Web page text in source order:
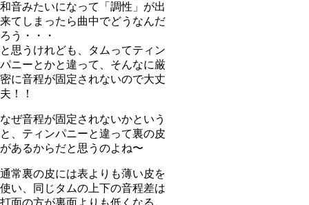
和音みたいになって「調性」が出
来てしまったら曲中でどうなんだ
ろう・・・
と思うけれども、タムってティン
パニーとかと違って、そんなに厳
密に音程が固定されないので大丈
夫！！
なぜ音程が固定されないかという
と、ティンパニーと違って裏の皮
があるからだと思うのよね〜
通常裏の皮には表よりも薄い皮を
使い、同じタムの上下の音程差は
打面の方が裏面よりも低くなる。